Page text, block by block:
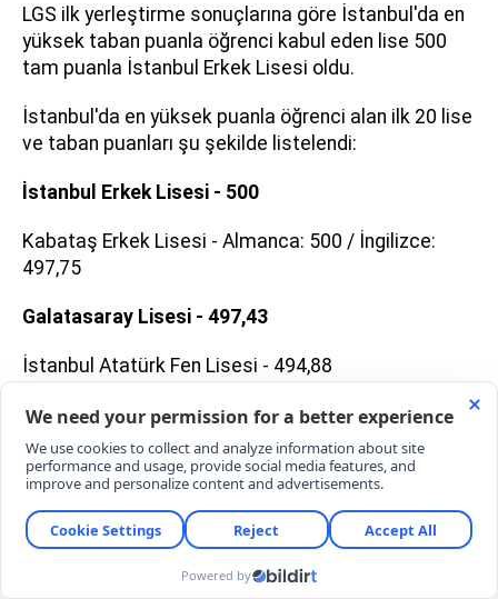
LGS ilk yerleştirme sonuçlarına göre İstanbul'da en
yüksek taban puanla öğrenci kabul eden lise 500
tam puanla İstanbul Erkek Lisesi oldu.
İstanbul'da en yüksek puanla öğrenci alan ilk 20 lise
ve taban puanları şu şekilde listelendi:
İstanbul Erkek Lisesi - 500
Kabataş Erkek Lisesi - Almanca: 500 / İngilizce:
497,75
Galatasaray Lisesi - 497,43
İstanbul Atatürk Fen Lisesi - 494,88
Cağaloğlu Anadolu Lisesi - 493,35
Hüseyin Avni Sözen Anadolu Lisesi - 491,85
Haydarpaşa Lisesi - 488,84